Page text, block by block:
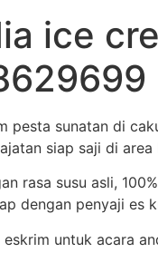
ice
pesta sunatan di
siap saji di
rasa susu asli,
dengan penyaji es
untuk acara